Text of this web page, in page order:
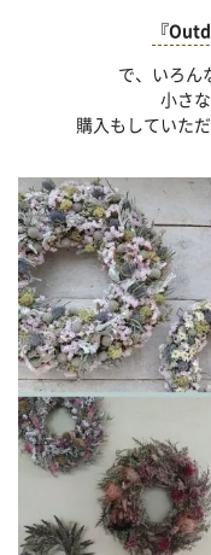
『
で、いろん
小さ
購入もしていた